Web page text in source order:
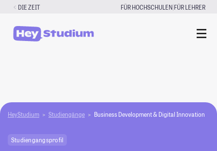
Zum
springen
DIE ZEIT FÜR HOCHSCHULEN|FÜR LEHRER
HeyStudium Studiengänge Business Development & Digital Innovation
Studiengangsprofil